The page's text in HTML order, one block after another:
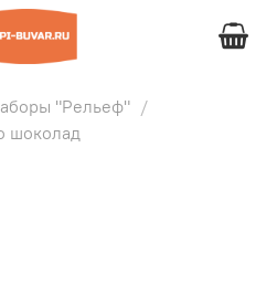
"Рельеф"
шоколад